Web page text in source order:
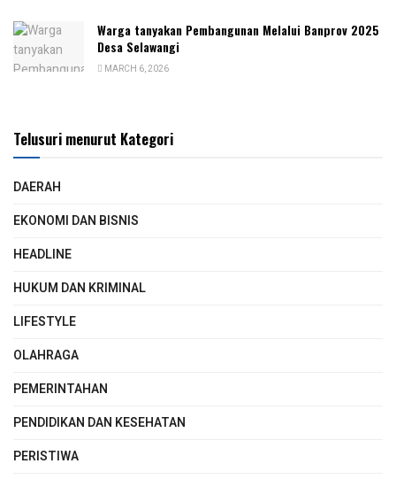
Warga tanyakan Pembangunan Melalui Banprov 2025
Desa Selawangi
MARCH 6, 2026
Telusuri menurut Kategori
DAERAH
EKONOMI DAN BISNIS
HEADLINE
HUKUM DAN KRIMINAL
LIFESTYLE
OLAHRAGA
PEMERINTAHAN
PENDIDIKAN DAN KESEHATAN
PERISTIWA